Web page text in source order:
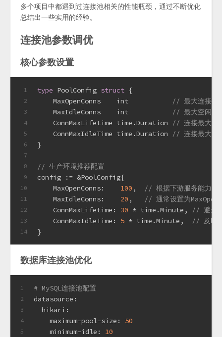
多个项目中都遇到过连接池相关的性能瓶颈，通过不断优化
总结出一些实用的经验。
连接池参数调优
核心参数设置
1
2
3
4
5
6
7
8
9
10
11
12
13
14
type PoolConfig struct {
    MaxOpenConns
int
// 最大连接数
    MaxIdleConns
int
// 最大空闲连
    ConnMaxLifetime time.Duration
// 连接最大生
    ConnMaxIdleTime time.Duration
// 连接最大空
}
// 生产环境推荐配置
config := &PoolConfig{
    MaxOpenConns:
100 ,
// 根据下游服务能力设
    MaxIdleConns:
20 ,
// 通常设置为
    ConnMaxLifetime:
30 * time.Minute,
// 避免
    ConnMaxIdleTime:
5 * time.Minute,
// 及时
}
数据库连接池优化
1
2
3
4
5
# MySQL连接池配置
datasource:
hikari:
maximum-pool-size:
50
minimum-idle:
10